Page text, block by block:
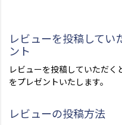
レビューを投稿して
ント
レビューを投稿していただ
をプレゼントいたします。
レビューの投稿方法